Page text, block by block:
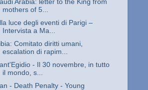
Arabia: letter to the King from
mothers of 5...
luce degli eventi di Parigi –
Intervista a Ma...
Comitato diritti umani,
escalation di rapim...
- Il 30 novembre, in tutto
il mondo, s...
- Death Penalty - Young